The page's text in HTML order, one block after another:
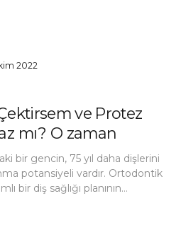
2022
ve Protez
mı? O zaman
Olacak!
bir gencin, 75 yıl daha dişlerini
bir diş sağlığı planının